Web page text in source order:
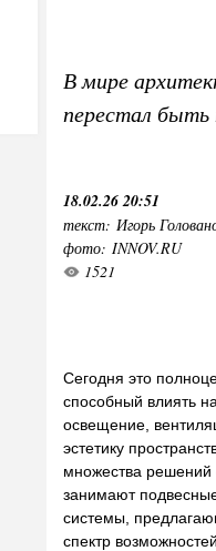
В мире
перестал быть
18.02.26 20:51
текст: Игорь
фото: INNOV.RU
1521
Сегодня это
способный влиять на
освещение,
эстетику
множества решений
занимают
системы,
спектр